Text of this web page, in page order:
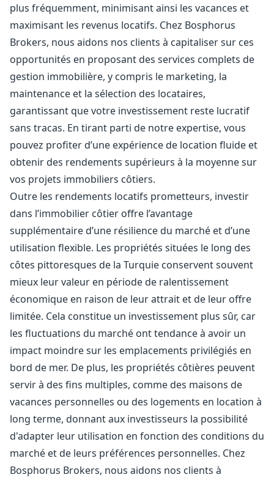
plus fréquemment, minimisant ainsi les vacances et
maximisant les revenus locatifs. Chez Bosphorus
Brokers, nous aidons nos clients à capitaliser sur ces
opportunités en proposant des services complets de
gestion immobilière, y compris le marketing, la
maintenance et la sélection des locataires,
garantissant que votre investissement reste lucratif
sans tracas. En tirant parti de notre expertise, vous
pouvez profiter d’une expérience de location fluide et
obtenir des rendements supérieurs à la moyenne sur
vos projets immobiliers côtiers.
Outre les rendements locatifs prometteurs, investir
dans l’immobilier côtier offre l’avantage
supplémentaire d’une résilience du marché et d’une
utilisation flexible. Les propriétés situées le long des
côtes pittoresques de la Turquie conservent souvent
mieux leur valeur en période de ralentissement
économique en raison de leur attrait et de leur offre
limitée. Cela constitue un investissement plus sûr, car
les fluctuations du marché ont tendance à avoir un
impact moindre sur les emplacements privilégiés en
bord de mer. De plus, les propriétés côtières peuvent
servir à des fins multiples, comme des maisons de
vacances personnelles ou des logements en location à
long terme, donnant aux investisseurs la possibilité
d'adapter leur utilisation en fonction des conditions du
marché et de leurs préférences personnelles. Chez
Bosphorus Brokers, nous aidons nos clients à